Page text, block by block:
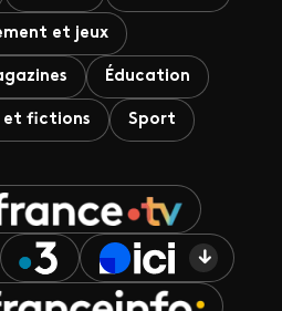
et jeux
Éducation
et fictions Sport